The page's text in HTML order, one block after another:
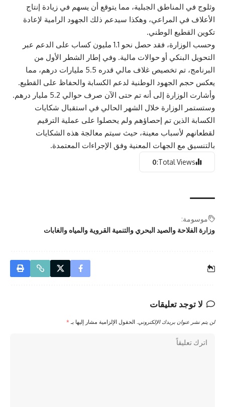
وثلوج في المناطق الجبلية، مما يتوقع أن يسهم في زيادة إنتاج
الأعلاف في المراعي، وهكذا سيدعم ذلك الجهود الرامية لإعادة
تكوين القطيع الوطني.
وحسب الوزارة، فقد حصل نحو 1.1 مليون كساب على الدعم عبر
التحويل البنكي أو حوالات مالية. وفي إطار الشطر الأول من
البرنامج، تم تخصيص غلاف مالي قدره 5.5 مليارات درهم، مما
يعكس حجم الجهود الوطنية لدعم الكسابة والحفاظ على القطيع.
وأشارت الوزارة إلى أنه تم حتى الآن صرف حوالي 5.2 مليار درهم.
وستستمر الوزارة خلال الشهر الحالي في استقبال شكايات
الكسابة الذين تم إحصاؤهم ولم يحصلوا على عملية الترقيم
لقطعانهم لأسباب معينة، حيث سيتم معالجة هذه الشكايات
بالتنسيق مع الجهات المعنية وفق الإجراءات المعتمدة.
Total Views:
0
موسومة:
وزارة الفلاحة والصيد البحري والتنمية القروية والمياه والغابات
لا توجد تعليقات
لن يتم نشر عنوان بريدك الإلكتروني. الحقول الإلزامية مشار إليها بـ *